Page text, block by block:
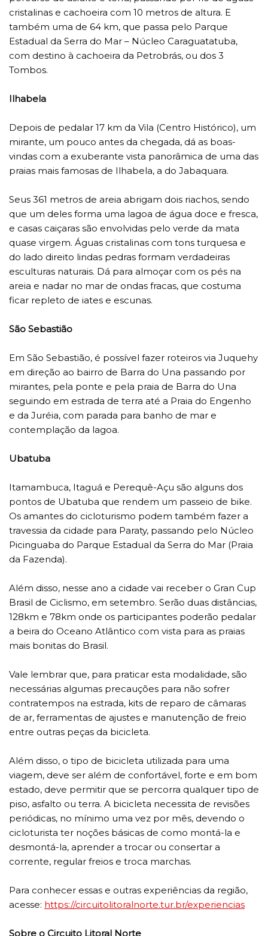
cristalinas e cachoeira com 10 metros de altura. E
também uma de 64 km, que passa pelo Parque
Estadual da Serra do Mar – Núcleo Caraguatatuba,
com destino à cachoeira da Petrobrás, ou dos 3
Tombos.
Ilhabela
Depois de pedalar 17 km da Vila (Centro Histórico), um
mirante, um pouco antes da chegada, dá as boas-
vindas com a exuberante vista panorâmica de uma das
praias mais famosas de Ilhabela, a do Jabaquara.
Seus 361 metros de areia abrigam dois riachos, sendo
que um deles forma uma lagoa de água doce e fresca,
e casas caiçaras são envolvidas pelo verde da mata
quase virgem. Águas cristalinas com tons turquesa e
do lado direito lindas pedras formam verdadeiras
esculturas naturais. Dá para almoçar com os pés na
areia e nadar no mar de ondas fracas, que costuma
ficar repleto de iates e escunas.
São Sebastião
Em São Sebastião, é possível fazer roteiros via Juquehy
em direção ao bairro de Barra do Una passando por
mirantes, pela ponte e pela praia de Barra do Una
seguindo em estrada de terra até a Praia do Engenho
e da Juréia, com parada para banho de mar e
contemplação da lagoa.
Ubatuba
Itamambuca, Itaguá e Perequê-Açu são alguns dos
pontos de Ubatuba que rendem um passeio de bike.
Os amantes do cicloturismo podem também fazer a
travessia da cidade para Paraty, passando pelo Núcleo
Picinguaba do Parque Estadual da Serra do Mar (Praia
da Fazenda).
Além disso, nesse ano a cidade vai receber o Gran Cup
Brasil de Ciclismo, em setembro. Serão duas distâncias,
128km e 78km onde os participantes poderão pedalar
a beira do Oceano Atlântico com vista para as praias
mais bonitas do Brasil.
Vale lembrar que, para praticar esta modalidade, são
necessárias algumas precauções para não sofrer
contratempos na estrada, kits de reparo de câmaras
de ar, ferramentas de ajustes e manutenção de freio
entre outras peças da bicicleta.
Além disso, o tipo de bicicleta utilizada para uma
viagem, deve ser além de confortável, forte e em bom
estado, deve permitir que se percorra qualquer tipo de
piso, asfalto ou terra. A bicicleta necessita de revisões
periódicas, no mínimo uma vez por mês, devendo o
cicloturista ter noções básicas de como montá-la e
desmontá-la, aprender a trocar ou consertar a
corrente, regular freios e troca marchas.
Para conhecer essas e outras experiências da região,
acesse: https://circuitolitoralnorte.tur.br/experiencias
Sobre o Circuito Litoral Norte